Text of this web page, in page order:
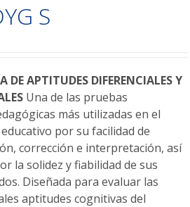
S
DE APTITUDES DIFERENCIALES Y
Una de las pruebas
más utilizadas en el
por su facilidad de
corrección e interpretación, así
la solidez y fiabilidad de sus
Diseñada para evaluar las
aptitudes cognitivas del